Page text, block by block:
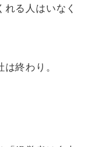
る人はいなく
終わり。